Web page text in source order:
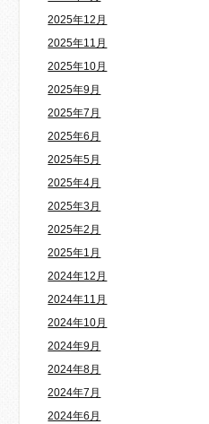
2025年12月
2025年11月
2025年10月
2025年9月
2025年7月
2025年6月
2025年5月
2025年4月
2025年3月
2025年2月
2025年1月
2024年12月
2024年11月
2024年10月
2024年9月
2024年8月
2024年7月
2024年6月